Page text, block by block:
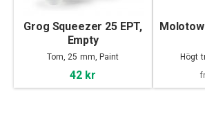
Grog Squeezer 25 EPT,
Empty
Tom, 25 mm, Paint
42 kr
Högt